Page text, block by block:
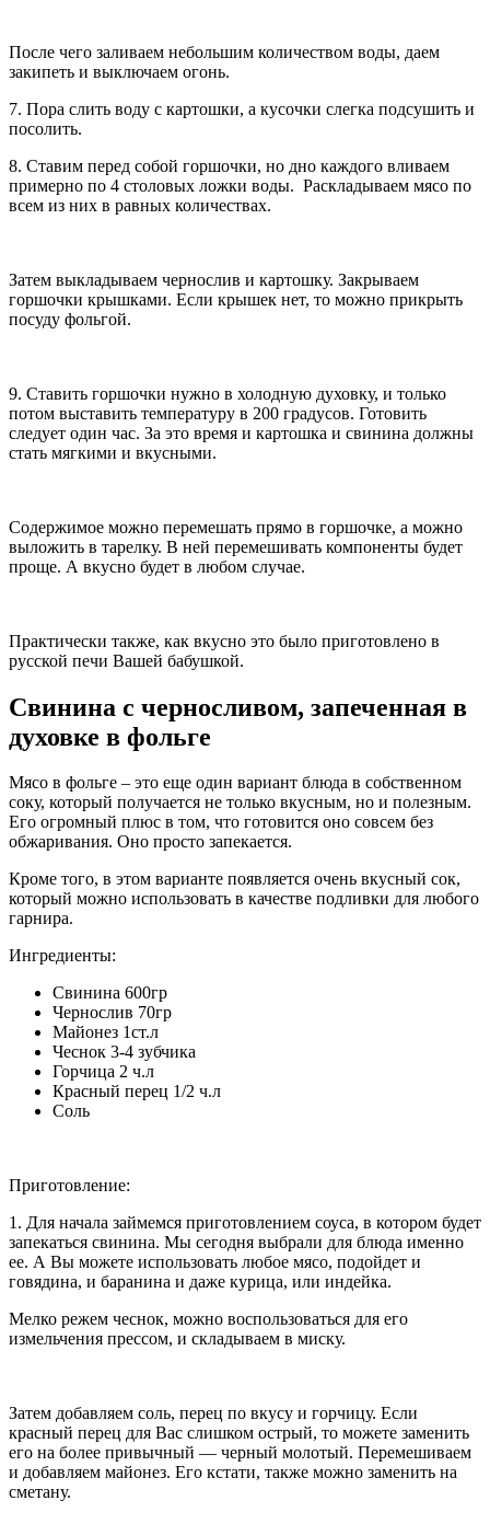
После чего заливаем небольшим количеством воды, даем
закипеть и выключаем огонь.
7. Пора слить воду с картошки, а кусочки слегка подсушить и
посолить.
8. Ставим перед собой горшочки, но дно каждого вливаем
примерно по 4 столовых ложки воды. Раскладываем мясо по
всем из них в равных количествах.
Затем выкладываем чернослив и картошку. Закрываем
горшочки крышками. Если крышек нет, то можно прикрыть
посуду фольгой.
9. Ставить горшочки нужно в холодную духовку, и только
потом выставить температуру в 200 градусов. Готовить
следует один час. За это время и картошка и свинина должны
стать мягкими и вкусными.
Содержимое можно перемешать прямо в горшочке, а можно
выложить в тарелку. В ней перемешивать компоненты будет
проще. А вкусно будет в любом случае.
Практически также, как вкусно это было приготовлено в
русской печи Вашей бабушкой.
Свинина с черносливом, запеченная в
духовке в фольге
Мясо в фольге – это еще один вариант блюда в собственном
соку, который получается не только вкусным, но и полезным.
Его огромный плюс в том, что готовится оно совсем без
обжаривания. Оно просто запекается.
Кроме того, в этом варианте появляется очень вкусный сок,
который можно использовать в качестве подливки для любого
гарнира.
Ингредиенты:
Свинина 600гр
Чернослив 70гр
Майонез 1ст.л
Чеснок 3-4 зубчика
Горчица 2 ч.л
Красный перец 1/2 ч.л
Соль
Приготовление:
1. Для начала займемся приготовлением соуса, в котором будет
запекаться свинина. Мы сегодня выбрали для блюда именно
ее. А Вы можете использовать любое мясо, подойдет и
говядина, и баранина и даже курица, или индейка.
Мелко режем чеснок, можно воспользоваться для его
измельчения прессом, и складываем в миску.
Затем добавляем соль, перец по вкусу и горчицу. Если
красный перец для Вас слишком острый, то можете заменить
его на более привычный — черный молотый. Перемешиваем
и добавляем майонез. Его кстати, также можно заменить на
сметану.